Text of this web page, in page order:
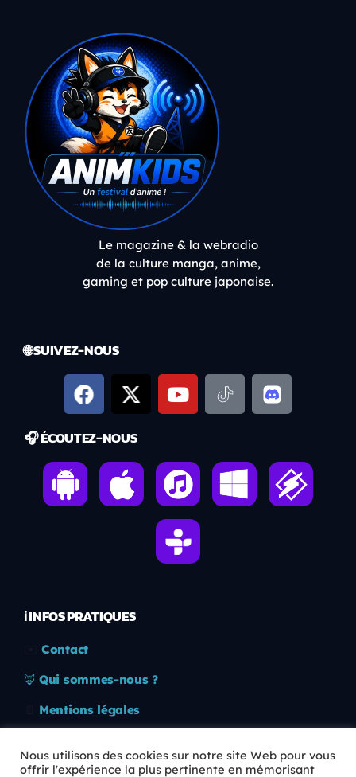
Le magazine & la webradio
de la culture manga, anime,
gaming et pop culture japonaise.
🌐 SUIVEZ-NOUS
🎧 ÉCOUTEZ-NOUS
ℹ️ INFOS PRATIQUES
Contact
🦊 Qui sommes-nous ?
Mentions légales
🛡️ RGPD
Nous utilisons des cookies sur notre site Web pour vous
offrir l'expérience la plus pertinente en mémorisant